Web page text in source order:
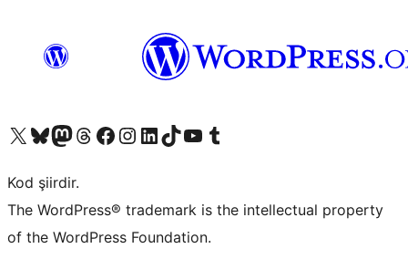
X (eski Twitter) hesabımıza bakın
Bluesky hesabımızı ziyaret edinMastodon hesabımızı ziyaret edinThreads hesabımızı ziyaret edinFacebook sayfamızı ziyaret edinInstagram hesabımızı ziyaret edinLinkedIn hesabımızı ziyaret edinTikTok hesabımızı ziyaret edinYouTube kanalımızı ziyaret edinTumblr hesabımızı ziyaret edin
Kod şiirdir.
The WordPress® trademark is the intellectual property
of the WordPress Foundation.